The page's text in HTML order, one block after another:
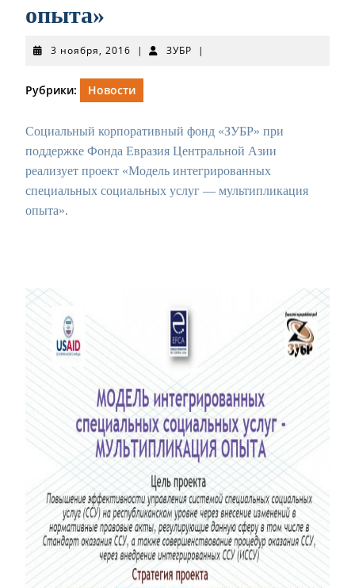
опыта»
3 ноября, 2016
2016
| ЗУБР ЗУБР
|
Рубрики: Новости
Социальный корпоративный фонд «ЗУБР» при
поддержке Фонда Евразия Центральной Азии
реализует проект «Модель интегрированных
специальных социальных услуг — мультипликация
опыта».